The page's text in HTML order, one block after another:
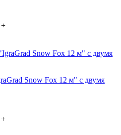
+
Snow Fox 12 м" с двумя
+